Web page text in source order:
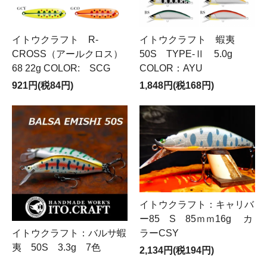
イトウクラフト R-
CROSS（アールクロス）
68 22g COLOR: SCG
921円(税84円)
イトウクラフト 蝦夷
50S TYPE-Ⅱ 5.0g
COLOR：AYU
1,848円(税168円)
イトウクラフト：バルサ蝦
夷 50S 3.3g 7色
イトウクラフト：キャリバ
ー85 S 85ｍｍ16g カ
ラーCSY
2,134円(税194円)